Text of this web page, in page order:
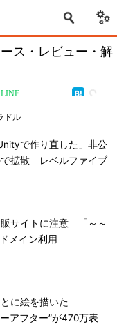
ス・レビュー・解
LINE
ドル
で作り直した」非公
で拡散 レベルファイブ
販サイトに注意 「～～
メイン利用
に絵を描いた
アフター”が470万表